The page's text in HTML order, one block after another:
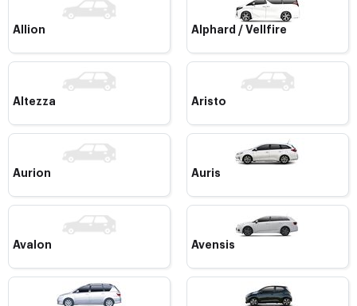
Allion Alphard / Vellfire
Altezza Aristo
Aurion Auris
Avalon Avensis